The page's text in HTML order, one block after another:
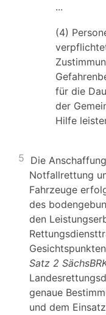
...
(4)
für die
der
Hilfe
5 Die
Notfallrettung
Fahrzeuge
des
den
Satz 2
genaue
und dem